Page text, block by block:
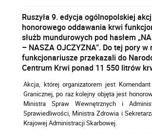
Ruszyła 9. edycja ogólnopolskiej
honorowego oddawania krwi
służb mundurowych pod hasłem
– NASZA OJCZYZNA”. Do tej pory
funkcjonariusze przekazali do
Centrum Krwi ponad 11 550 litrów
Akcja, której organizatorem jest Komendant
Granicznej, po raz kolejny objęta jest
Ministra Spraw Wewnętrznych i
Sprawiedliwości, Ministra Zdrowia i
Krajowej Administracji Skarbowej.